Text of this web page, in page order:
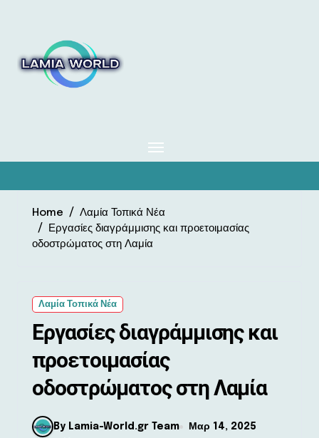
Home
Λαμία Τοπικά Νέα
Εργασίες διαγράμμισης και προετοιμασίας
οδοστρώματος στη Λαμία
Λαμία Τοπικά Νέα
Εργασίες διαγράμμισης και
προετοιμασίας
οδοστρώματος στη Λαμία
By Lamia-World.gr Team
Μαρ 14, 2025